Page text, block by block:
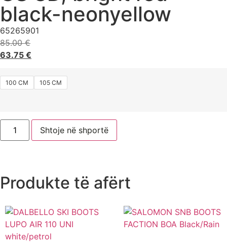
black-neonyellow
65265901
85.00€
63.75 €
100 CM 105 CM
Shtoje në shportë
Produkte të afërt